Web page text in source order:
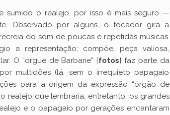
sumido o realejo, por isso é mais seguro —
Observado por alguns, o tocador gira a
do som de poucas e repetidas músicas.
a representação; compõe, peça valiosa,
O “orgue de Barbarie” [fotos] faz parte da
multidões (lá, sem o irrequieto papagaio
para a origem da expressão “órgão de
realejo que lembraria, entretanto, os grandes
e o papagaio por gerações encantaram